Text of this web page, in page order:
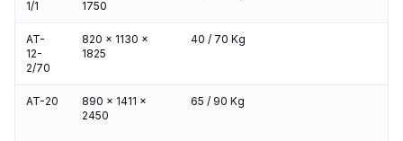
1/1
1750
AT-
12-
2/70
820 x 1130 x
1825
40 / 70 Kg
AT-20
890 x 1411 x
2450
65 / 90 Kg